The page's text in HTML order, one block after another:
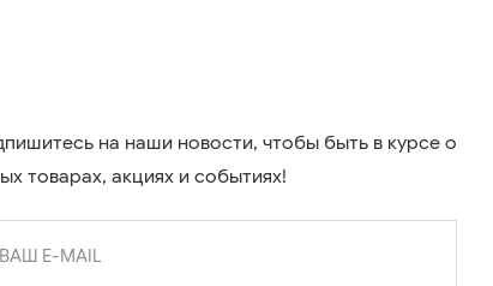
на наши новости, чтобы быть в курсе о
товарах, акциях и событиях!